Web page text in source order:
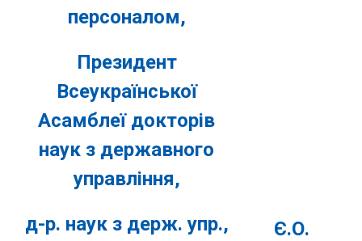
персоналом,
Президент
Всеукраїнської
Асамблеї докторів
наук з державного
управління,
д-р. наук з держ. упр.,
Є.О.